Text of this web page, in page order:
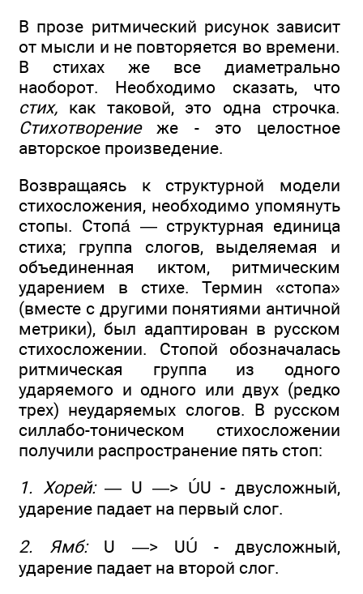
В прозе ритмический рисунок зависит
от мысли и не повторяется во времени.
В стихах же все диаметрально
наоборот. Необходимо сказать, что
стих, как таковой, это одна строчка.
Стихотворениеже - это целостное
авторское произведение.
Возвращаясь к структурной модели
стихосложения, необходимо упомянуть
стопы. Стопа́ — структурная единица
стиха; группа слогов, выделяемая и
объединенная иктом, ритмическим
ударением в стихе. Термин «стопа»
(вместе с другими понятиями античной
метрики), был адаптирован в русском
стихосложении. Стопой обозначалась
ритмическая группа из одного
ударяемого и одного или двух (редко
трех) неударяемых слогов. В русском
силлабо-тоническом стихосложении
получили распространение пять стоп:
1. Хорей:— U —> ÚU - двусложный,
ударение падает на первый слог.
2. Ямб:U —> UÚ - двусложный,
ударение падает на второй слог.